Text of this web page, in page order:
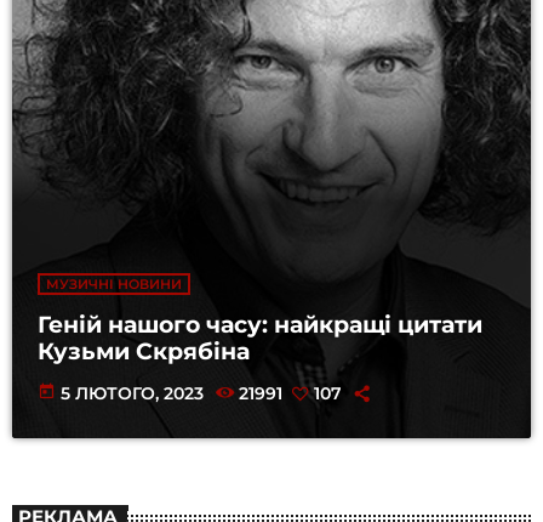
МУЗИЧНІ НОВИНИ
Геній нашого часу: найкращі цитати
Кузьми Скрябіна
today 5 ЛЮТОГО, 2023 21991 107
РЕКЛАМА